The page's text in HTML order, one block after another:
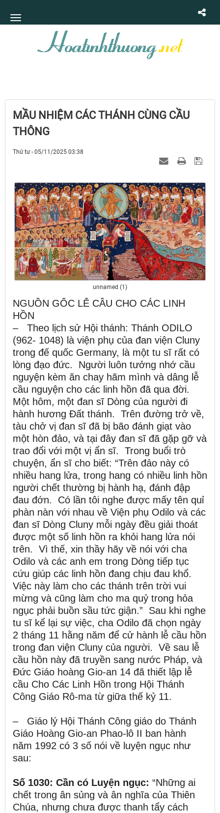
MẦU NHIỆM CÁC THÁNH CÙNG CẦU
THÔNG
Thứ tư - 05/11/2025 03:38
unnamed (1)
NGUỒN GỐC LỄ CẦU CHO CÁC LINH
HỒN
– Theo lịch sử Hội thánh: Thánh ODILO
(962- 1048) là viện phụ của đan viện Cluny
trong đế quốc Germany, là một tu sĩ rất có
lòng đạo đức. Người luôn tưởng nhớ cầu
nguyện kèm ăn chay hãm mình và dâng lễ
cầu nguyện cho các linh hồn đã qua đời.
Một hôm, một đan sĩ Dòng của người đi
hành hương Đất thánh. Trên đường trở về,
tàu chở vị đan sĩ đã bị bão đánh giạt vào
một hòn đảo, và tại đây đan sĩ đã gặp gỡ và
trao đổi với một vị ẩn sĩ. Trong buổi trò
chuyện, ẩn sĩ cho biết: “Trên đảo này có
nhiều hang lửa, trong hang có nhiều linh hồn
người chết thường bị hành hạ, đánh đập
đau đớn. Có lần tôi nghe được mấy tên quỉ
phàn nàn với nhau về Viện phụ Odilo và các
đan sĩ Dòng Cluny mỗi ngày đều giải thoát
được một số linh hồn ra khỏi hang lửa nói
trên. Vì thế, xin thầy hãy về nói với cha
Odilo và các anh em trong Dòng tiếp tục
cứu giúp các linh hồn đang chịu đau khổ.
Việc này làm cho các thánh trên trời vui
mừng và cũng làm cho ma quỷ trong hỏa
ngục phải buồn sầu tức giận.” Sau khi nghe
tu sĩ kể lại sự việc, cha Odilo đã chọn ngày
2 tháng 11 hằng năm để cử hành lễ cầu hồn
trong đan viện Cluny của người. Về sau lễ
cầu hồn này đã truyền sang nước Pháp, và
Đức Giáo hoàng Gio-an 14 đã thiết lập lễ
cầu Cho Các Linh Hồn trong Hội Thánh
Công Giáo Rô-ma từ giữa thế kỷ 11.
– Giáo lý Hội Thánh Công giáo do Thánh
Giáo Hoàng Gio-an Phao-lô II ban hành
năm 1992 có 3 số nói về luyện ngục như
sau:
Số 1030: Cần có Luyện ngục: “Những ai
chết trong ân sủng và ân nghĩa của Thiên
Chúa, nhưng chưa được thanh tẩy cách